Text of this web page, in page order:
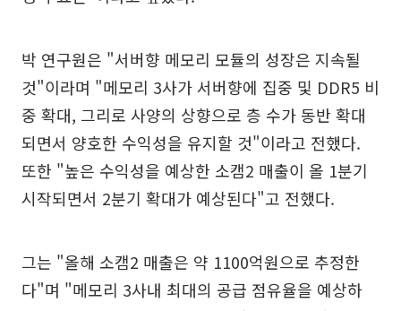
박 연구원은 "서버향 메모리 모듈의 성장은 지속될
것"이라며 "메모리 3사가 서버향에 집중 및 DDR5 비
중 확대, 그리로 사양의 상향으로 층 수가 동반 확대
되면서 양호한 수익성을 유지할 것"이라고 전했다.
또한 "높은 수익성을 예상한 소캠2 매출이 올 1분기
시작되면서 2분기 확대가 예상된다"고 전했다.
그는 "올해 소캠2 매출은 약 1100억원으로 추정한
다"며 "메모리 3사내 최대의 공급 점유율을 예상하